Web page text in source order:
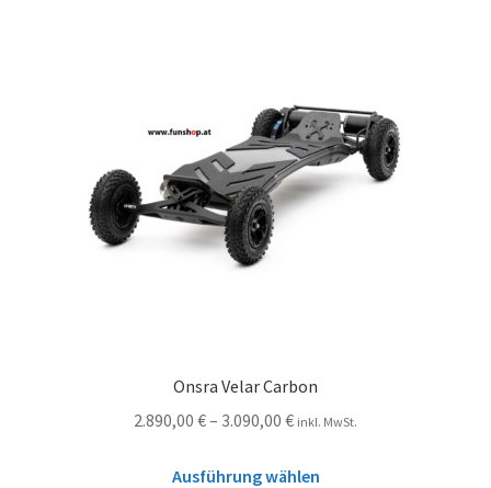
Onsra Velar Carbon
2.890,00 €– 3.090,00 € inkl. MwSt.
Ausführung wählen